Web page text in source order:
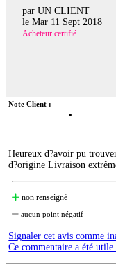
par UN CLIENT
le Mar 11 Sept 2018
Acheteur certifié
Note Client :
Heureux d?avoir pu
d?origine Livraison
non renseigné
aucun point négatif
Signaler cet avis comme
Ce commentaire a été